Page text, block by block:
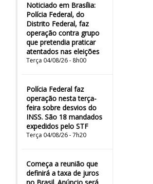
Noticiado em Brasília:
Polícia Federal, do
Distrito Federal, faz
operação contra grupo
que pretendia praticar
atentados nas eleições
Terça 04/08/26 - 8h00
Polícia Federal faz
operação nesta terça-
feira sobre desvios do
INSS. São 18 mandados
expedidos pelo STF
Terça 04/08/26 - 7h20
Começa a reunião que
definirá a taxa de juros